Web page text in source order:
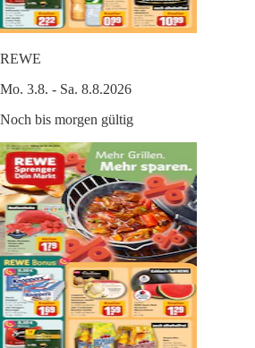
REWE
Mo. 3.8. - Sa. 8.8.2026
Noch bis morgen gültig